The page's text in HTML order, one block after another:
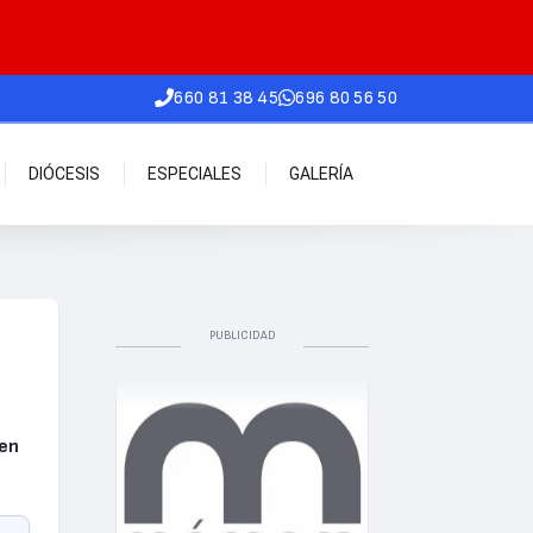
660 81 38 45 696 80 56 50
DIÓCESIS ESPECIALES GALERÍA
PUBLICIDAD